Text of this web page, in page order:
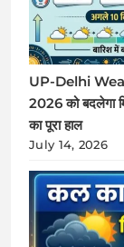
UP-Delhi
2026 को बदलेगा
का पूरा हाल
July 14, 2026